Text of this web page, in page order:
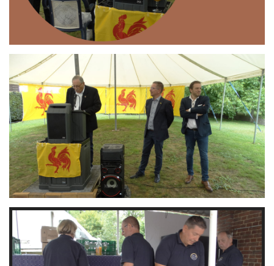
Branding
ARMCHAIR
Branding
ARMCHAIR